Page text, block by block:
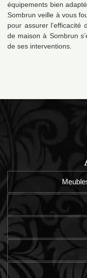
équipements bien
Sombrun veille à vous
pour assurer l’efficacité
de maison à Sombrun
de ses interventions.